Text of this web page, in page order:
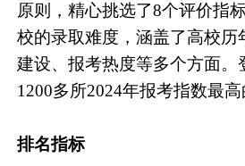
原则，精心挑选了8个评价指
校的录取难度，涵盖了高校历
建设、报考热度等多个方面。
1200多所2024年报考指数最高
排名指标